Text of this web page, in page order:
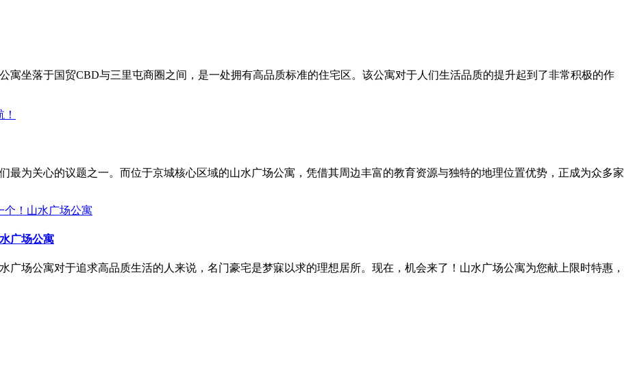
寓坐落于国贸CBD与三里屯商圈之间，是一处拥有高品质标准的住宅区。该公寓对于人们生活品质的提升起到了非常积极的作
最为关心的议题之一。而位于京城核心区域的山水广场公寓，凭借其周边丰富的教育资源与独特的地理位置优势，正成为众多家
广场公寓
广场公寓对于追求高品质生活的人来说，名门豪宅是梦寐以求的理想居所。现在，机会来了！山水广场公寓为您献上限时特惠，